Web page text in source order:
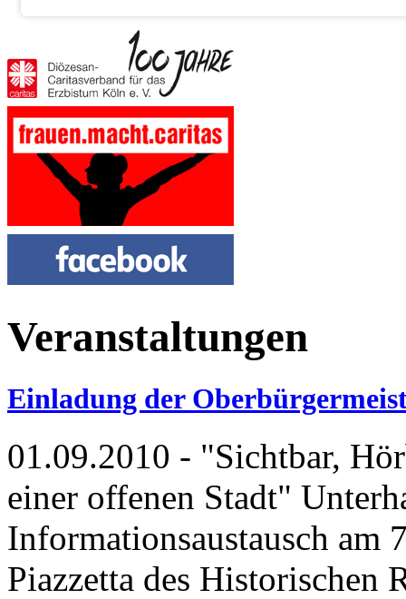
Veranstaltungen
Einladung der
01.09.2010 - "Sichtbar,
einer offenen Stadt"
Informationsaustausch am
Piazzetta des Historischen